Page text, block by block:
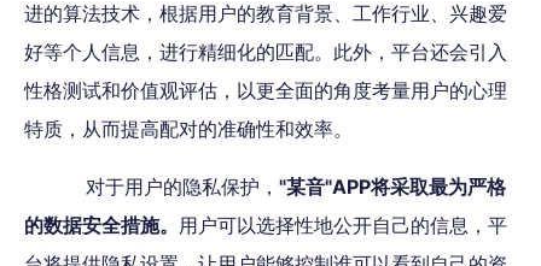
进的算法技术，根据用户的教育背景、工作行业、兴趣爱
好等个人信息，进行精细化的匹配。此外，平台还会引入
性格测试和价值观评估，以更全面的角度考量用户的心理
特质，从而提高配对的准确性和效率。
对于用户的隐私保护， "某音"APP将采取最为严格
的数据安全措施。 用户可以选择性地公开自己的信息，平